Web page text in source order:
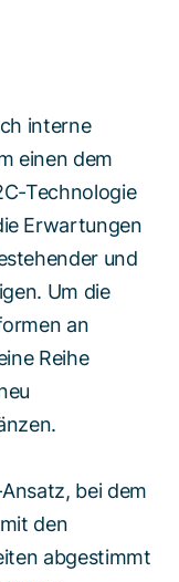
interne
einen dem
Technologie
Erwartungen
und
Um die
an
Reihe
bei dem
den
abgestimmt